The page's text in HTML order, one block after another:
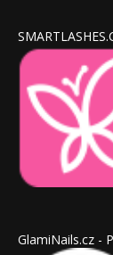
GlamiNails.cz -